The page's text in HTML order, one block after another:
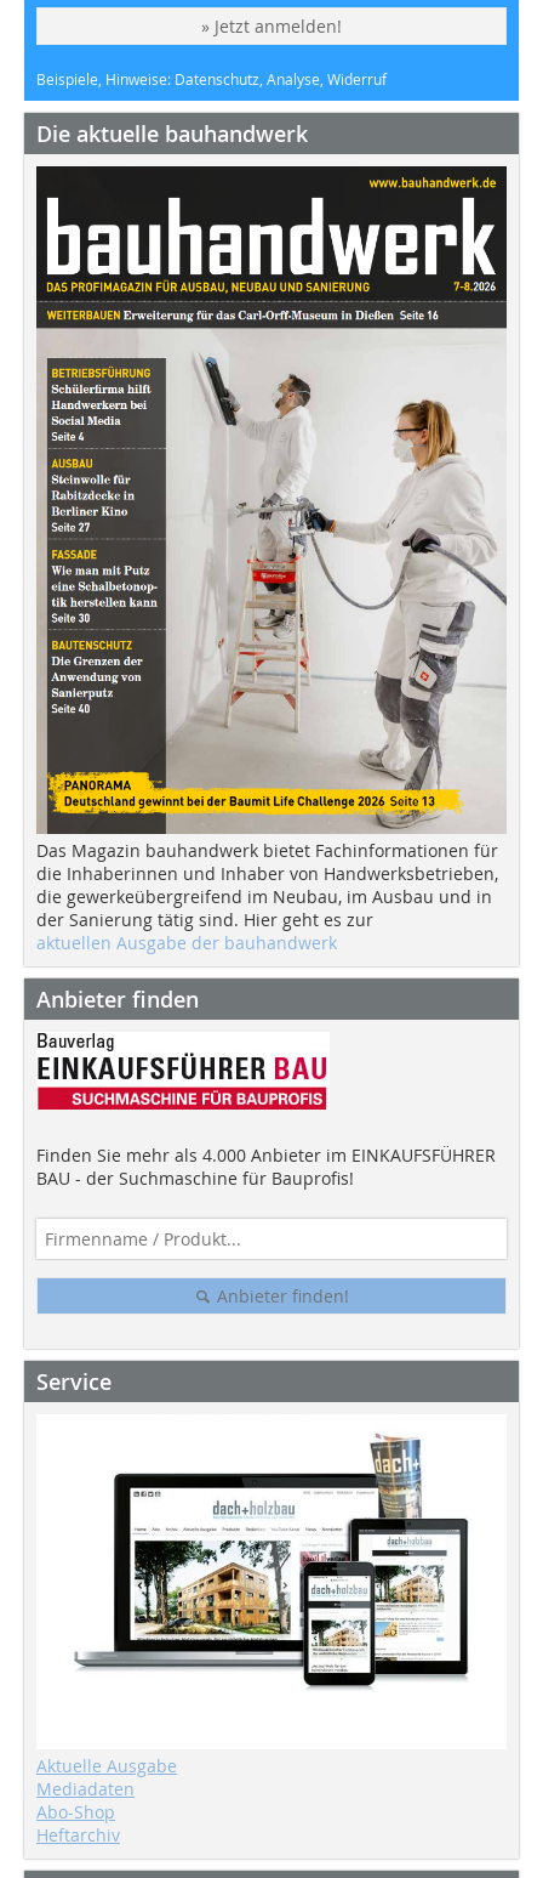
» Jetzt anmelden!
Beispiele, Hinweise: Datenschutz, Analyse, Widerruf
Die aktuelle bauhandwerk
Das Magazin bauhandwerk bietet Fachinformationen für
die Inhaberinnen und Inhaber von Handwerksbetrieben,
die gewerkeübergreifend im Neubau, im Ausbau und in
der Sanierung tätig sind. Hier geht es zur
aktuellen Ausgabe der bauhandwerk
Anbieter finden
Finden Sie mehr als 4.000 Anbieter im EINKAUFSFÜHRER
BAU - der Suchmaschine für Bauprofis!
Anbieter finden!
Service
Aktuelle Ausgabe
Mediadaten
Abo-Shop
Heftarchiv